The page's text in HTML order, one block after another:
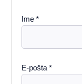
Ime*
E-pošta*